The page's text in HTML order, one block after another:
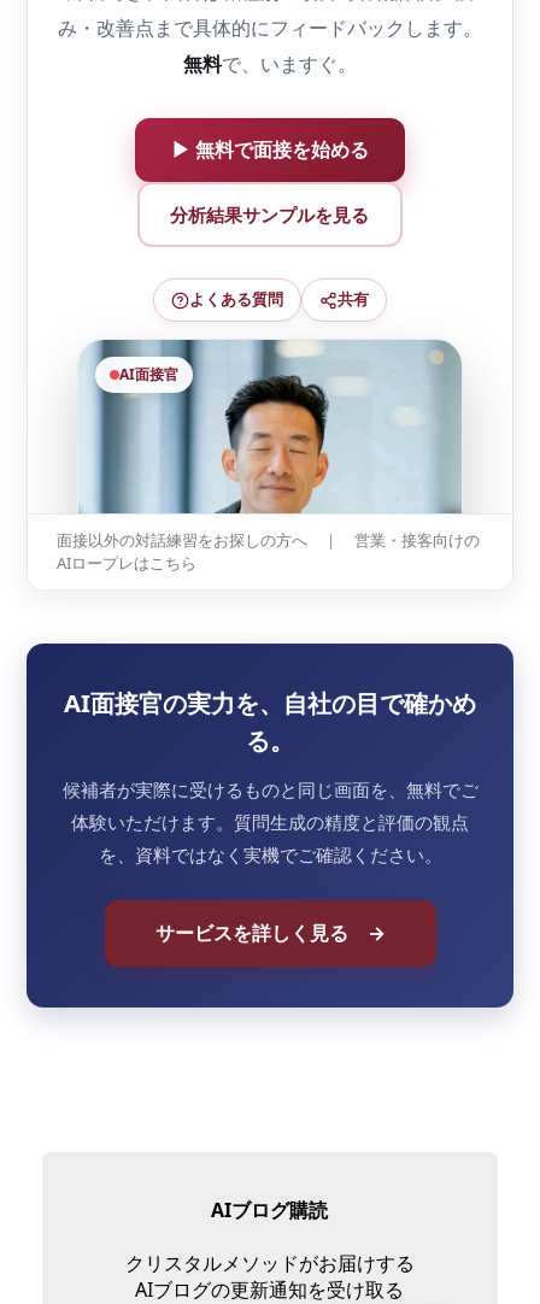
面接以外の対話練習をお探しの方へ ｜営業・接客向けの
AIロープレはこちら
AI面接官の実力を、自社の目で確かめ
る。
候補者が実際に受けるものと同じ画面を、無料でご
体験いただけます。質問生成の精度と評価の観点
を、資料ではなく実機でご確認ください。
サービスを詳しく見る →
AIブログ購読
クリスタルメソッドがお届けする
AIブログの更新通知を受け取る